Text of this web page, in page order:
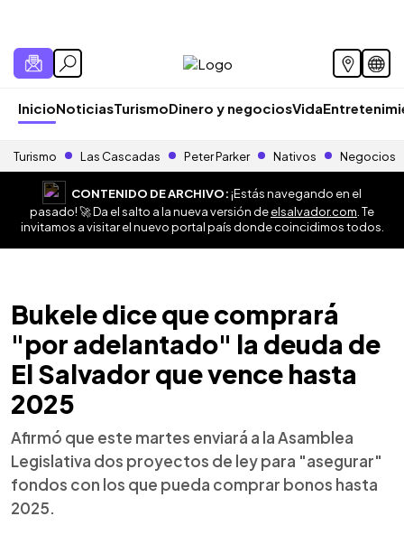
InicioNoticiasTurismoDinero y negociosVida
Turismo Las Cascadas Peter Parker Nativos Negocios
CONTENIDO DE ARCHIVO:¡Estás navegando en el
pasado! 🚀 Da el salto a la nueva versión deelsalvador.com . Te
invitamos a visitar el nuevo portal país donde coincidimos todos.
Bukele dice que comprará
"por adelantado" la deuda de
El Salvador que vence hasta
2025
Afirmó que este martes enviará a la Asamblea
Legislativa dos proyectos de ley para "asegurar"
fondos con los que pueda comprar bonos hasta
2025.